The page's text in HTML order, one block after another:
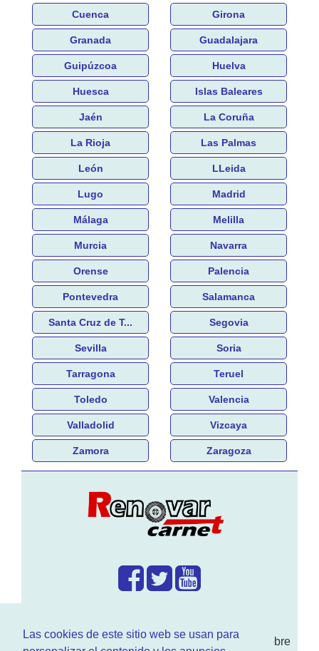
Las cookies de este sitio web se usan para
Cuenca Girona
Granada Guadalajara
Guipúzcoa Huelva
Huesca Islas Baleares
Jaén La Coruña
La Rioja Las Palmas
León LLeida
Lugo Madrid
Málaga Melilla
Murcia Navarra
Orense Palencia
Pontevedra Salamanca
Santa Cruz de T... Segovia
Sevilla Soria
Tarragona Teruel
Toledo Valencia
Valladolid Vizcaya
Zamora Zaragoza
Enwww.RenovarCarnet.comTe contamos sobre